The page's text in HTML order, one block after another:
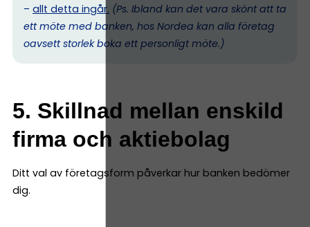
– allt detta ingår. (Ps. Ibland kan det vara skönt att ta
ett möte med banken, hos Nordea kan alla företag
oavsett storlek boka ett personligt möte.)
5. Skillnad mellan enskild
firma och aktiebolag
Ditt val av företagsform påverkar hur banken bedömer
dig.